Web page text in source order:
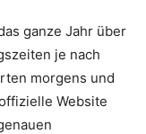
ganze Jahr über
je nach
morgens und
Website